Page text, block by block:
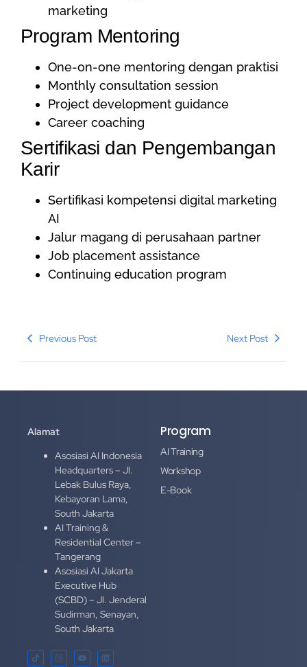
marketing
Program Mentoring
One-on-one mentoring dengan praktisi
Monthly consultation session
Project development guidance
Career coaching
Sertifikasi dan Pengembangan
Karir
Sertifikasi kompetensi digital marketing
AI
Jalur magang di perusahaan partner
Job placement assistance
Continuing education program
Previous Post Next Post
Alamat
Asosiasi AI Indonesia
Headquarters – Jl.
Lebak Bulus Raya,
Kebayoran Lama,
South Jakarta
AI Training &
Residential Center –
Tangerang
Asosiasi AI Jakarta
Executive Hub
(SCBD) – Jl. Jenderal
Sudirman, Senayan,
South Jakarta
Program
AI Training
Workshop
E-Book